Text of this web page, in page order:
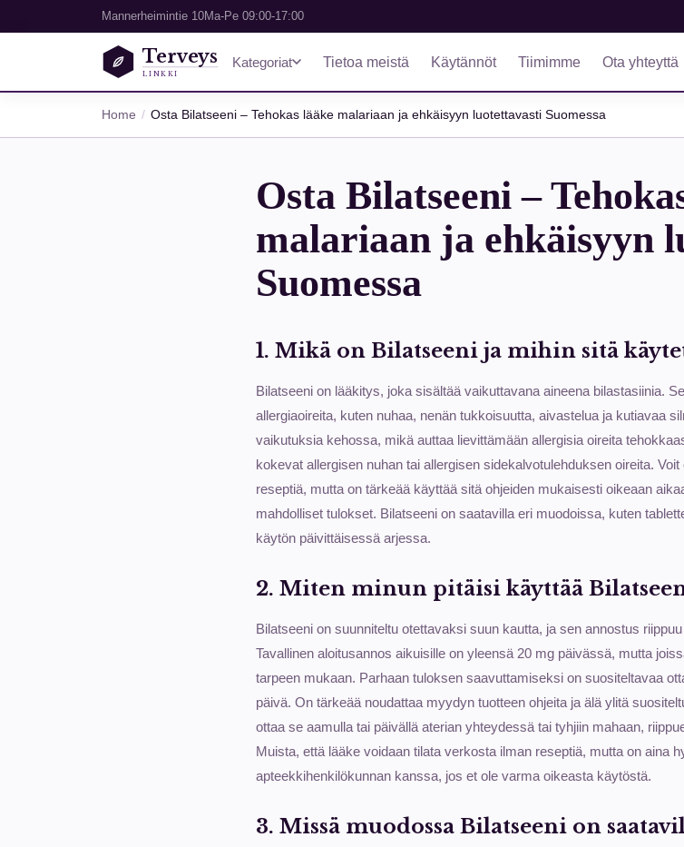
Mannerheimintie 10Ma-Pe 09:00-17:00
Terveys
LINKKI
Kategoriat Tietoa meistä Käytännöt Tiimimme Ota yhteyttä
Home Osta Bilatseeni – Tehokas lääke malariaan ja ehkäisyyn luotettavasti Suomessa
Osta Bilatseeni –
malariaan ja ehkäisyyn
Suomessa
1. Mikä on Bilatseeni ja mihin sitä
Bilatseeni on lääkitys, joka sisältää vaikuttavana aineena bilastasiinia.
allergiaoireita, kuten nuhaa, nenän tukkoisuutta, aivastelua ja kutiavaa
vaikutuksia kehossa, mikä auttaa lievittämään allergisia oireita
kokevat allergisen nuhan tai allergisen sidekalvotulehduksen oireita.
reseptiä, mutta on tärkeää käyttää sitä ohjeiden mukaisesti oikeaan
mahdolliset tulokset. Bilatseeni on saatavilla eri muodoissa, kuten
käytön päivittäisessä arjessa.
2. Miten minun pitäisi käyttää
Bilatseeni on suunniteltu otettavaksi suun kautta, ja sen annostus
Tavallinen aloitusannos aikuisille on yleensä 20 mg päivässä, mutta
tarpeen mukaan. Parhaan tuloksen saavuttamiseksi on suositeltavaa
päivä. On tärkeää noudattaa myydyn tuotteen ohjeita ja älä ylitä
ottaa se aamulla tai päivällä aterian yhteydessä tai tyhjiin mahaan,
Muista, että lääke voidaan tilata verkosta ilman reseptiä, mutta on aina
apteekkihenkilökunnan kanssa, jos et ole varma oikeasta käytöstä.
3. Missä muodossa Bilatseeni on